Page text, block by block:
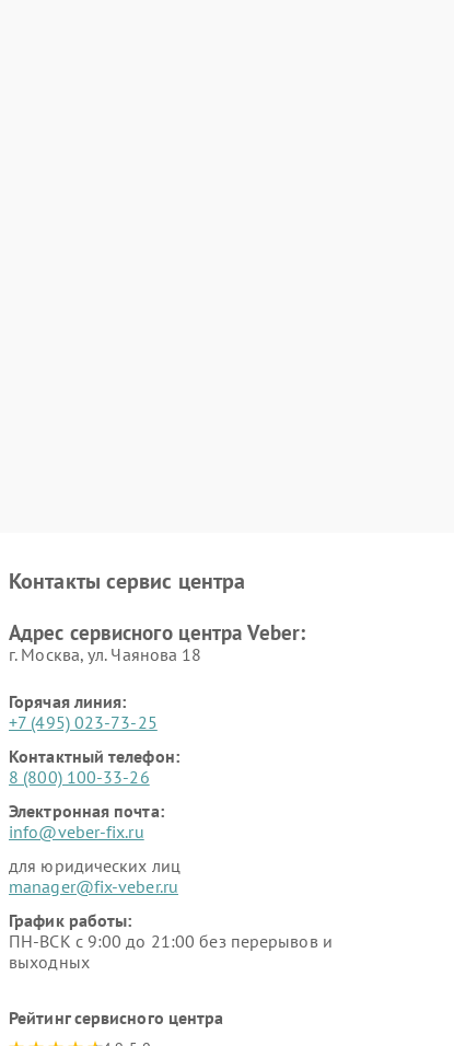
Контакты сервис центра
Адрес сервисного центра Veber:
г. Москва, ул. Чаянова 18
Горячая линия:
+7 (495) 023-73-25
Контактный телефон:
8 (800) 100-33-26
Электронная почта:
info@veber-fix.ru
для юридических лиц
manager@fix-veber.ru
График работы:
ПН-ВСК с 9:00 до 21:00 без перерывов и
выходных
Рейтинг сервисного центра